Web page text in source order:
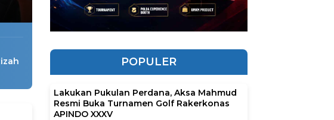
POPULER
Lakukan Pukulan Perdana, Aksa Mahmud
Resmi Buka Turnamen Golf Rakerkonas
APINDO XXXV